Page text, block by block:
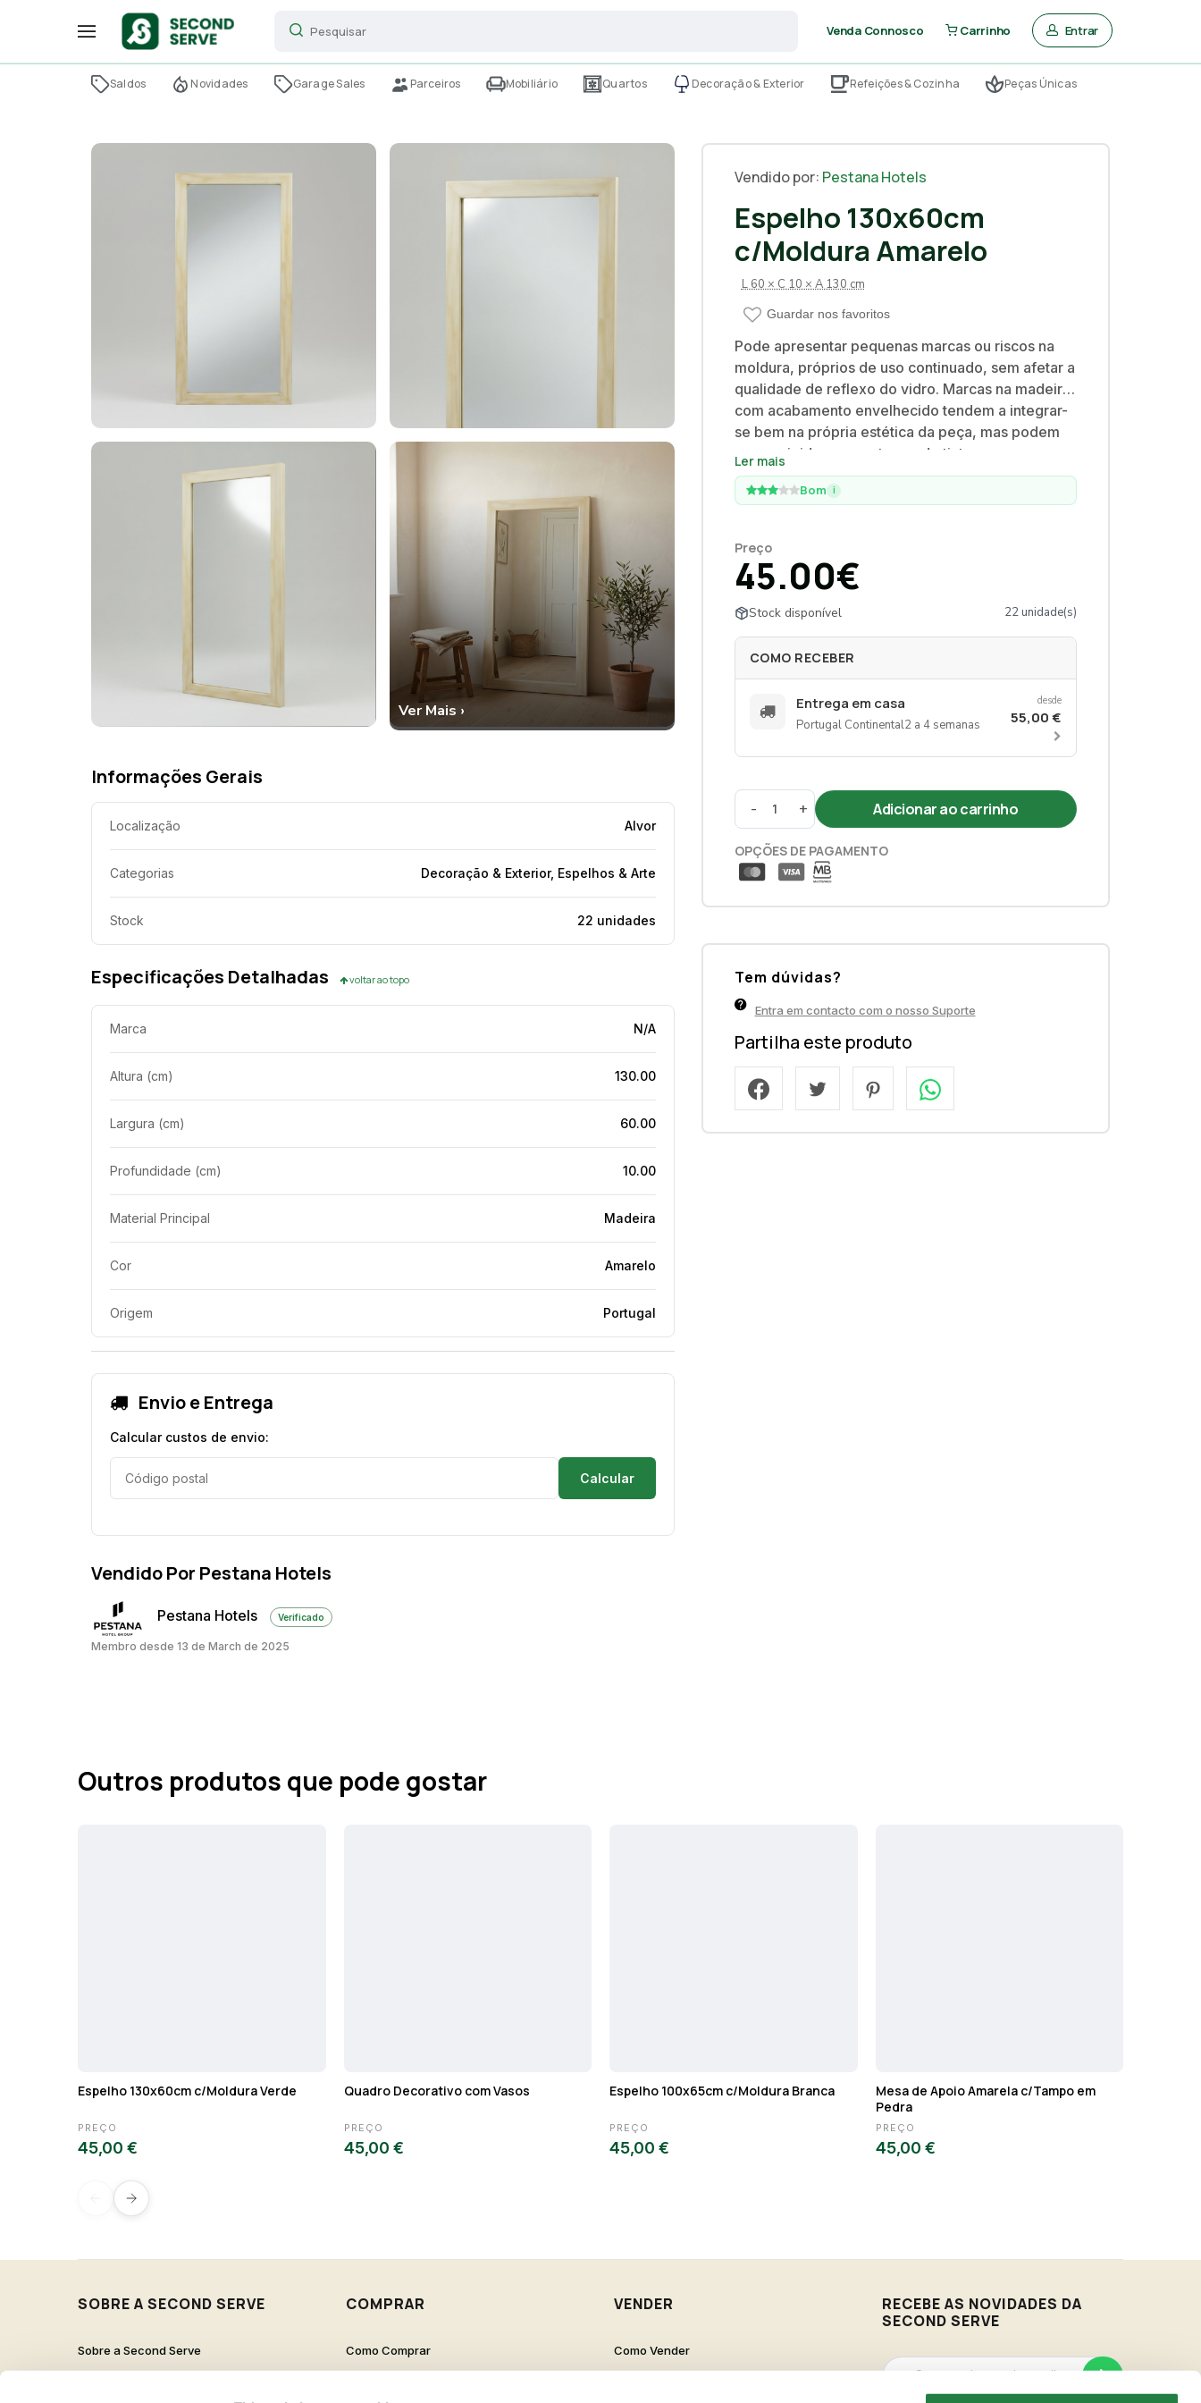
Venda Connosco Carrinho Entrar
Saldos Novidades Garage Sales Parceiros Mobiliário Quartos Decoração & Exterior Refeições & Cozinha Peças Únicas
Ver Mais ›
Informações Gerais
Localização Alvor
Categorias Decoração & Exterior, Espelhos & Arte
Stock 22 unidades
Especificações Detalhadas voltar ao topo
Marca N/A
Altura (cm) 130.00
Largura (cm) 60.00
Profundidade (cm) 10.00
Material Principal Madeira
Cor Amarelo
Origem Portugal
Envio e Entrega
Calcular custos de envio:
Calcular
Vendido Por Pestana Hotels
Pestana Hotels Verificado
Membro desde 13 de March de 2025
Vendido por: Pestana Hotels
Espelho 130x60cm
c/Moldura Amarelo
L 60 × C 10 × A 130 cm
Guardar nos favoritos
Pode apresentar pequenas marcas ou riscos na
moldura, próprios de uso continuado, sem afetar a
qualidade de reflexo do vidro. Marcas na madeira
com acabamento envelhecido tendem a integrar-
se bem na própria estética da peça, mas podem
ser corrigidas com retoque de tinta na zona
afetada. Espelho vertical de corpo inteiro, com
moldura larga em madeira e acabamento amarelo
Ler mais
Bom i
Preço
45.00€
Stock disponível 22 unidade(s)
COMO RECEBER
Entrega em casa
Portugal Continental2 a 4 semanas
desde
55,00 €
- +
OPÇÕES DE PAGAMENTO
Tem dúvidas?
Entra em contacto com o nosso Suporte
Partilha este produto
Outros produtos que pode gostar
Espelho 130x60cm c/Moldura Verde
PREÇO
45,00 €
Quadro Decorativo com Vasos
PREÇO
45,00 €
Espelho 100x65cm c/Moldura Branca
PREÇO
45,00 €
Mesa de Apoio Amarela c/Tampo em
Pedra
PREÇO
45,00 €
SOBRE A SECOND SERVE
Sobre a Second Serve
COMPRAR
Como Comprar
VENDER
Como Vender
RECEBE AS NOVIDADES DA
SECOND SERVE